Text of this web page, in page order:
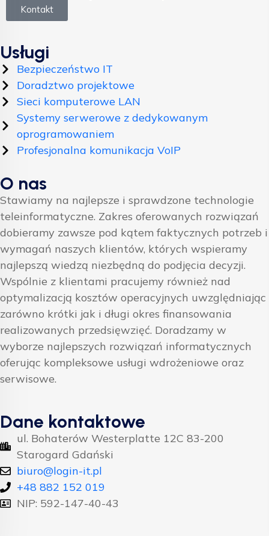
Kontakt
Usługi
Bezpieczeństwo IT
Doradztwo projektowe
Sieci komputerowe LAN
Systemy serwerowe z dedykowanym
oprogramowaniem
Profesjonalna komunikacja VoIP
O nas
Stawiamy na najlepsze i sprawdzone technologie
teleinformatyczne. Zakres oferowanych rozwiązań
dobieramy zawsze pod kątem faktycznych potrzeb i
wymagań naszych klientów, których wspieramy
najlepszą wiedzą niezbędną do podjęcia decyzji.
Wspólnie z klientami pracujemy również nad
optymalizacją kosztów operacyjnych uwzględniając
zarówno krótki jak i długi okres finansowania
realizowanych przedsięwzięć. Doradzamy w
wyborze najlepszych rozwiązań informatycznych
oferując kompleksowe usługi wdrożeniowe oraz
serwisowe.
Dane kontaktowe
ul. Bohaterów Westerplatte 12C 83-200
Starogard Gdański
biuro@login-it.pl
+48 882 152 019
NIP: 592-147-40-43